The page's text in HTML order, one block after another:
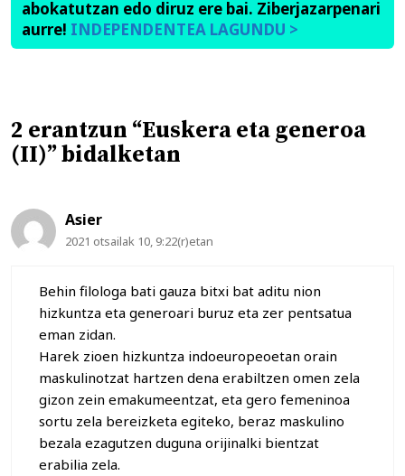
abokatutzan edo diruz ere bai. Ziberjazarpenari
aurre! INDEPENDENTEA LAGUNDU >
2 erantzun “Euskera eta generoa
(II)” bidalketan
Asier
2021 otsailak 10, 9:22(r)etan
Behin filologa bati gauza bitxi bat aditu nion
hizkuntza eta generoari buruz eta zer pentsatua
eman zidan.
Harek zioen hizkuntza indoeuropeoetan orain
maskulinotzat hartzen dena erabiltzen omen zela
gizon zein emakumeentzat, eta gero femeninoa
sortu zela bereizketa egiteko, beraz maskulino
bezala ezagutzen duguna orijinalki bientzat
erabilia zela.